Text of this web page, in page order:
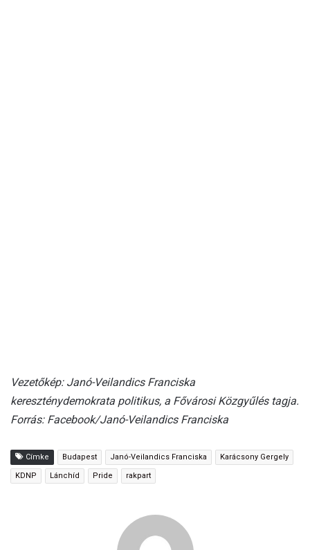
Vezetőkép: Janó-Veilandics Franciska
kereszténydemokrata politikus, a Fővárosi Közgyűlés tagja.
Forrás: Facebook/Janó-Veilandics Franciska
Címke Budapest Janó-Veilandics Franciska Karácsony Gergely
KDNP Lánchíd Pride rakpart